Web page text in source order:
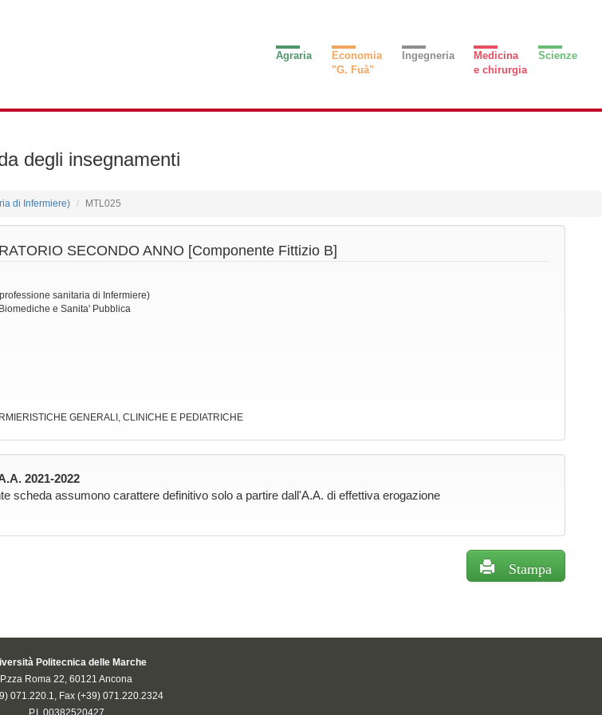
Agraria
Economia
"G. Fuà"
Ingegneria
Medicina
e chirurgia
Scienze
degli insegnamenti
di Infermiere) MTL025
SECONDO ANNO [Componente Fittizio B]
sanitaria di Infermiere)
e Sanita' Pubblica
GENERALI, CLINICHE E PEDIATRICHE
2021-2022
scheda assumono carattere definitivo solo a partire dall'A.A. di effettiva erogazione
Stampa
Politecnica delle Marche
P.zza Roma 22, 60121 Ancona
071.220.1, Fax (+39) 071.220.2324
P.I. 00382520427